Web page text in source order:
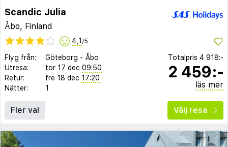
Scandic Julia
Åbo, Finland
4,1 /5
Flyg från: Göteborg - Åbo
Utresa:
tor 17 dec 09:50
Retur:
fre 18 dec 17:20
Nätter:
1
Totalpris 4 918:-
2 459:-
läs mer
Fler val Välj resa